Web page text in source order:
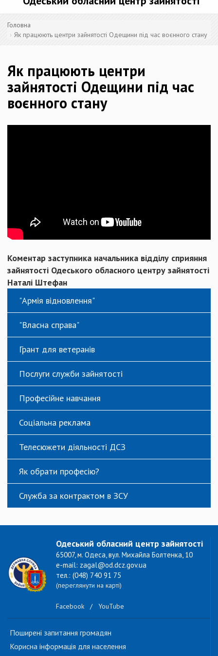
Головна
Як працюють центри зайнятості Одещини під час воєнного стану
Як працюють центри
зайнятості Одещини під час
воєнного стану
Коментар заступника начальника відділу сприяння
зайнятості Одеського обласного центру зайнятості
Наталі Штефан
"Армія відновлення"
"Власна справа"
Грант для ветеранів
Послуги служби зайнятості
Професійне навчання
Соціальна реклама
Телесюжети діяльності ДСЗ
Як обрати професію?
Служба за контрактом в ЗСУ
Одеський обласний центр зайнятості
65007, м. Одеса, вул. Михайла Болтенка, 10
e-mail: zagal@od.dcz.gov.ua
тел.: (048) 740 91 75
(переглянути на карті)
Facebook / YouTube
Поширені запитання громадян
Корисна інформація для населення